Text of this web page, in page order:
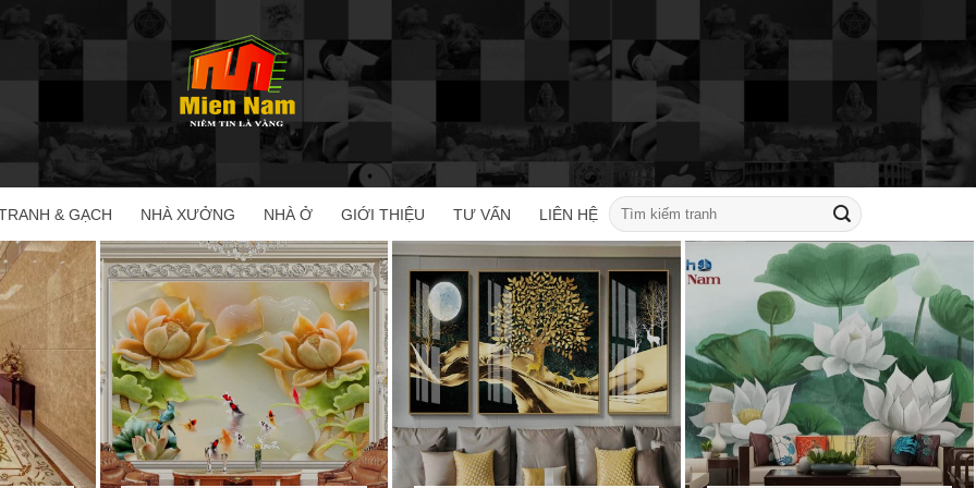
& GẠCH NHÀ XƯỞNG NHÀ Ở GIỚI THIỆU TƯ VẤN LIÊN HỆ
Tìm
kiếm: